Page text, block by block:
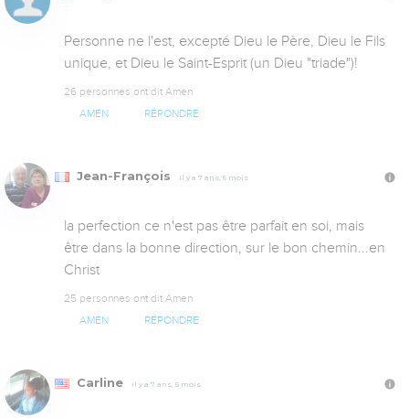
Personne ne l'est, excepté Dieu le Père, Dieu le Fils
unique, et Dieu le Saint-Esprit (un Dieu "triade")!
26 personnes ont dit Amen
AMEN RÉPONDRE
Jean-François Il y a 7 ans, 5 mois
la perfection ce n'est pas être parfait en soi, mais
être dans la bonne direction, sur le bon chemin...en
Christ
25 personnes ont dit Amen
AMEN RÉPONDRE
Carline Il y a 7 ans, 5 mois